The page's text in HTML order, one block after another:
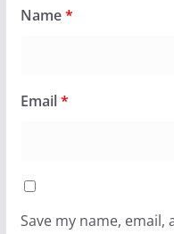
Name*
Email*
Save my name,